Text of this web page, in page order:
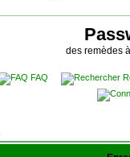
des remèdes
FAQ